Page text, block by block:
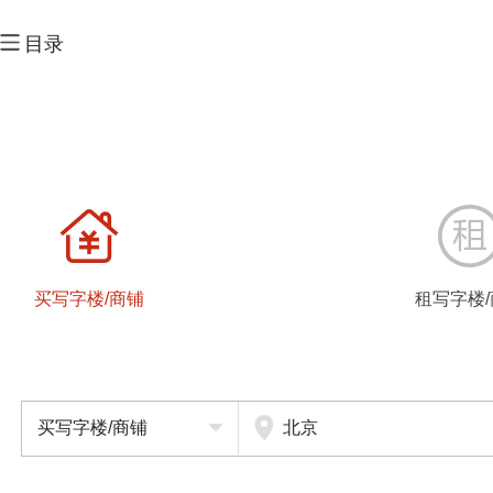
目录
ﵠ
买写字楼/商铺 租写字楼
买写字楼/商铺 北京